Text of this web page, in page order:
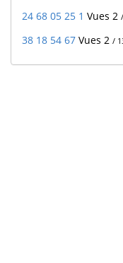
24 68 05 25 1 Vues 2
38 18 54 67 Vues 2 /